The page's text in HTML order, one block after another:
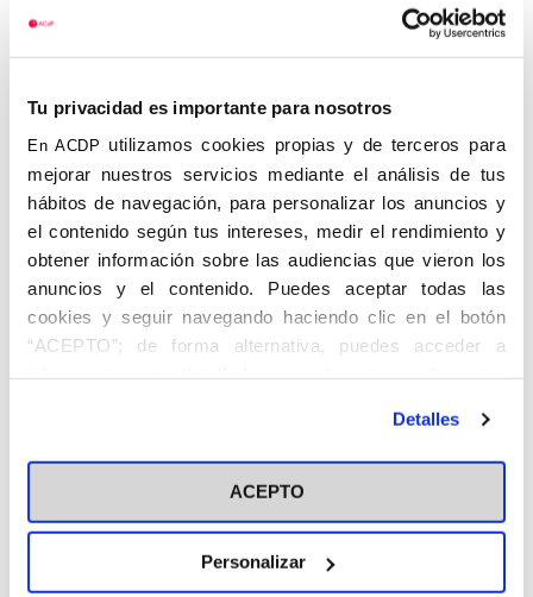
Tu privacidad es importante para nosotros
En ACDP utilizamos cookies propias y de terceros para
mejorar nuestros servicios mediante el análisis de tus
hábitos de navegación, para personalizar los anuncios y
el contenido según tus intereses, medir el rendimiento y
obtener información sobre las audiencias que vieron los
anuncios y el contenido. Puedes aceptar todas las
cookies y seguir navegando haciendo clic en el botón
“ACEPTO”; de forma alternativa, puedes acceder a
información más detallada y cambiar tus preferencias
en el botón "Personalizar". Para más información puedes
visitar nuestra Política de Cookies
Detalles
ACEPTO
Personalizar
Centro de
adscripción
Lugar de
nacimiento
03/09/1998
Lugar de
defunción
Santander
Precursor en los 50 del ingente desarrollo
del turismo en España. Durante más de 20
años presidió el Centro de Iniciativa y
Turismo de Madrid. Creó la Asociación